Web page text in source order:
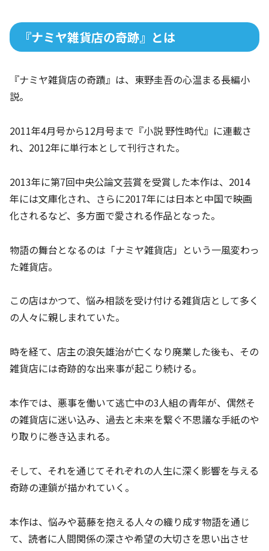
『ナミヤ雑貨店の奇跡』とは
『ナミヤ雑貨店の奇蹟』は、東野圭吾の心温まる長編小
説。
2011年4月号から12月号まで『小説 野性時代』に連載さ
れ、2012年に単行本として刊行された。
2013年に第7回中央公論文芸賞を受賞した本作は、2014
年には文庫化され、さらに2017年には日本と中国で映画
化されるなど、多方面で愛される作品となった。
物語の舞台となるのは「ナミヤ雑貨店」という一風変わっ
た雑貨店。
この店はかつて、悩み相談を受け付ける雑貨店として多く
の人々に親しまれていた。
時を経て、店主の浪矢雄治が亡くなり廃業した後も、その
雑貨店には奇跡的な出来事が起こり続ける。
本作では、悪事を働いて逃亡中の3人組の青年が、偶然そ
の雑貨店に迷い込み、過去と未来を繋ぐ不思議な手紙のや
り取りに巻き込まれる。
そして、それを通じてそれぞれの人生に深く影響を与える
奇跡の連鎖が描かれていく。
本作は、悩みや葛藤を抱える人々の織り成す物語を通じ
て、読者に人間関係の深さや希望の大切さを思い出させ